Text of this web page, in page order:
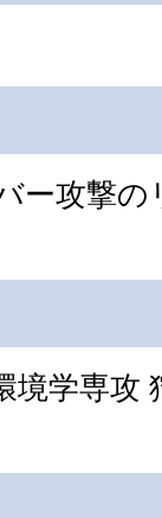
ー攻撃
境学専攻